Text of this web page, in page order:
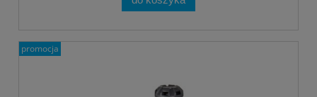
promocja